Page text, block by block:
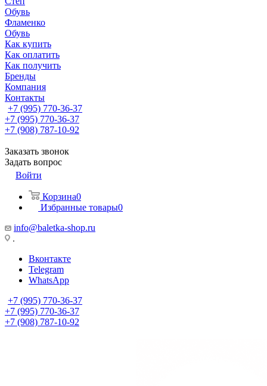
Обувь
Фламенко
Обувь
Как купить
Как оплатить
Как получить
Бренды
Компания
Контакты
+7 (995) 770-36-37
+7 (995) 770-36-37
+7 (908) 787-10-92
Заказать звонок
Задать вопрос
Войти
Корзина0
Избранные товары0
info@baletka-shop.ru
.
Вконтакте
Telegram
WhatsApp
+7 (995) 770-36-37
+7 (995) 770-36-37
+7 (908) 787-10-92